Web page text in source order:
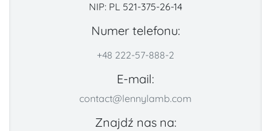
NIP: PL 521-375-26-14
Numer telefonu:
+48 222-57-888-2
E-mail:
contact@lennylamb.com
Znajdź nas na: